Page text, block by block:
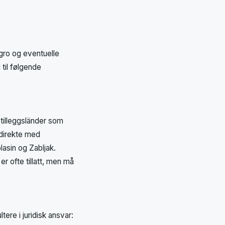
og eventuelle
til følgende
som
med
og Zabljak.
ofte tillatt, men må
i juridisk ansvar: